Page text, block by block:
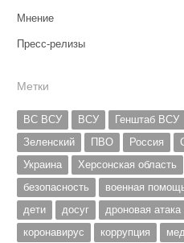
Мнение
Пресс-релизы
Метки
ВС ВСУ ВСУ Генштаб ВСУ
Зеленский
ПВО Россия
Украина
Херсонская область
безопасность
военная
дети
досуг дроновая атака
коронавирус
коррупция